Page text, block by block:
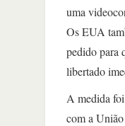
uma
Os EUA
pedido para
libertado
A medida
com a